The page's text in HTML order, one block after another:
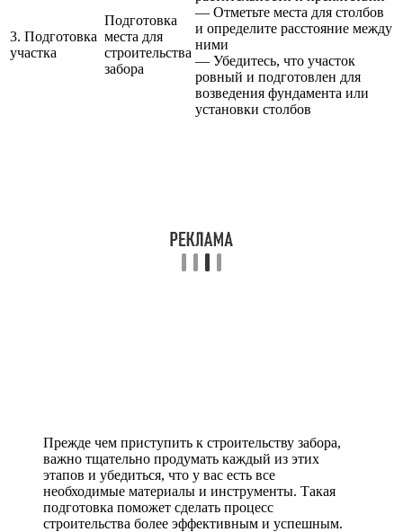
3. Подготовка
участка
Подготовка
места для
строительства
забора
— Отметьте места для столбов
и определите расстояние между
ними
— Убедитесь, что участок
ровный и подготовлен для
возведения фундамента или
установки столбов
Прежде чем приступить к строительству забора,
важно тщательно продумать каждый из этих
этапов и убедиться, что у вас есть все
необходимые материалы и инструменты. Такая
подготовка поможет сделать процесс
строительства более эффективным и успешным.